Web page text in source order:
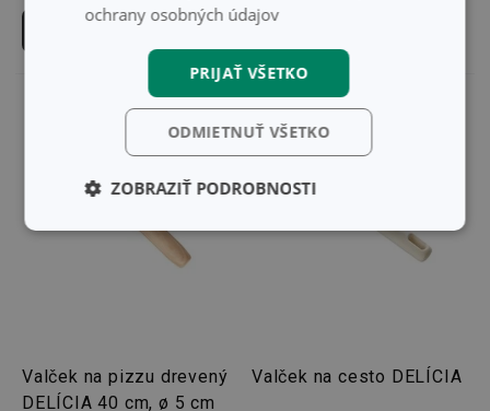
Do košíka
Valček na pizzu drevený
DELÍCIA 40 cm, ø 5 cm
Valček na cesto DELÍCIA
ochrany osobných údajov
PRIJAŤ VŠETKO
ODMIETNUŤ VŠETKO
ZOBRAZIŤ PODROBNOSTI
Základné
(funkčné) cookies
Analytické a
cookies